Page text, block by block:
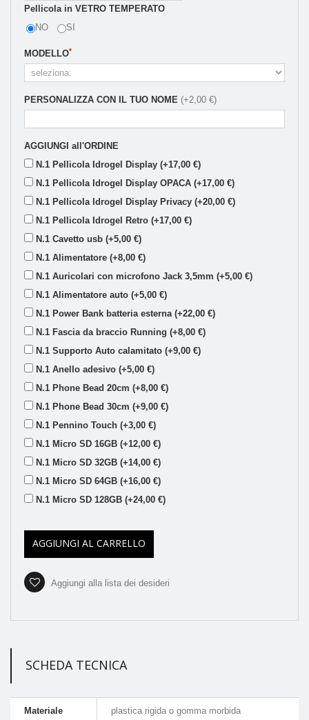
Pellicola in VETRO TEMPERATO
NO
SI
MODELLO*
PERSONALIZZA CON IL TUO NOME (+2,00 €)
AGGIUNGI all'ORDINE
N.1 Pellicola Idrogel Display (+17,00 €)
N.1 Pellicola Idrogel Display OPACA (+17,00 €)
N.1 Pellicola Idrogel Display Privacy (+20,00 €)
N.1 Pellicola Idrogel Retro (+17,00 €)
N.1 Cavetto usb (+5,00 €)
N.1 Alimentatore (+8,00 €)
N.1 Auricolari con microfono Jack 3,5mm (+5,00 €)
N.1 Alimentatore auto (+5,00 €)
N.1 Power Bank batteria esterna (+22,00 €)
N.1 Fascia da braccio Running (+8,00 €)
N.1 Supporto Auto calamitato (+9,00 €)
N.1 Anello adesivo (+5,00 €)
N.1 Phone Bead 20cm (+8,00 €)
N.1 Phone Bead 30cm (+9,00 €)
N.1 Pennino Touch (+3,00 €)
N.1 Micro SD 16GB (+12,00 €)
N.1 Micro SD 32GB (+14,00 €)
N.1 Micro SD 64GB (+16,00 €)
N.1 Micro SD 128GB (+24,00 €)
AGGIUNGI AL CARRELLO
Aggiungi alla lista dei desideri
SCHEDA TECNICA
Materiale plastica rigida o gomma morbida